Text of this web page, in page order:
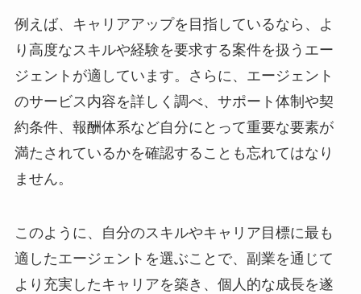
例えば、キャリアアップを目指しているなら、よ
り高度なスキルや経験を要求する案件を扱うエー
ジェントが適しています。さらに、エージェント
のサービス内容を詳しく調べ、サポート体制や契
約条件、報酬体系など自分にとって重要な要素が
満たされているかを確認することも忘れてはなり
ません。
このように、自分のスキルやキャリア目標に最も
適したエージェントを選ぶことで、副業を通じて
より充実したキャリアを築き、個人的な成長を遂